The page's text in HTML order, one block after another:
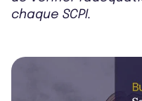
chaque SCPI.